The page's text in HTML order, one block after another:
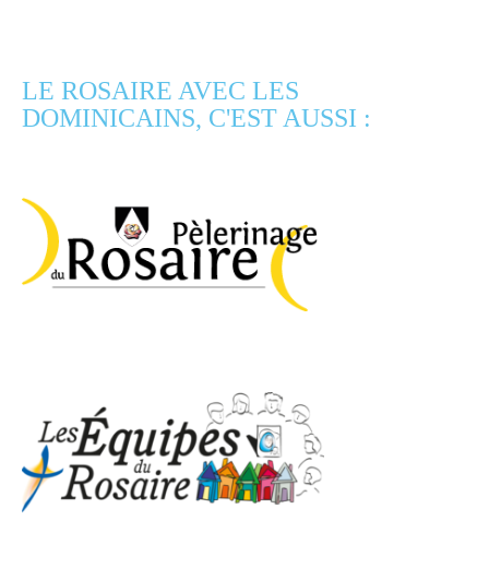
LE ROSAIRE AVEC LES
DOMINICAINS, C'EST AUSSI :